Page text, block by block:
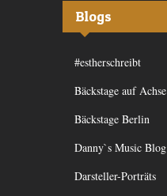
Blogs
#estherschreibt
Bäckstage auf Achse
Bäckstage Berlin
Danny`s Music Blog
Darsteller-Porträts